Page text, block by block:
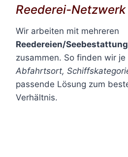
Reederei-
Wir arbeiten mit mehreren
Reedereien/
zusammen. So finden wir je
Abfahrtsort,
passende Lösung zum
Verhältnis.